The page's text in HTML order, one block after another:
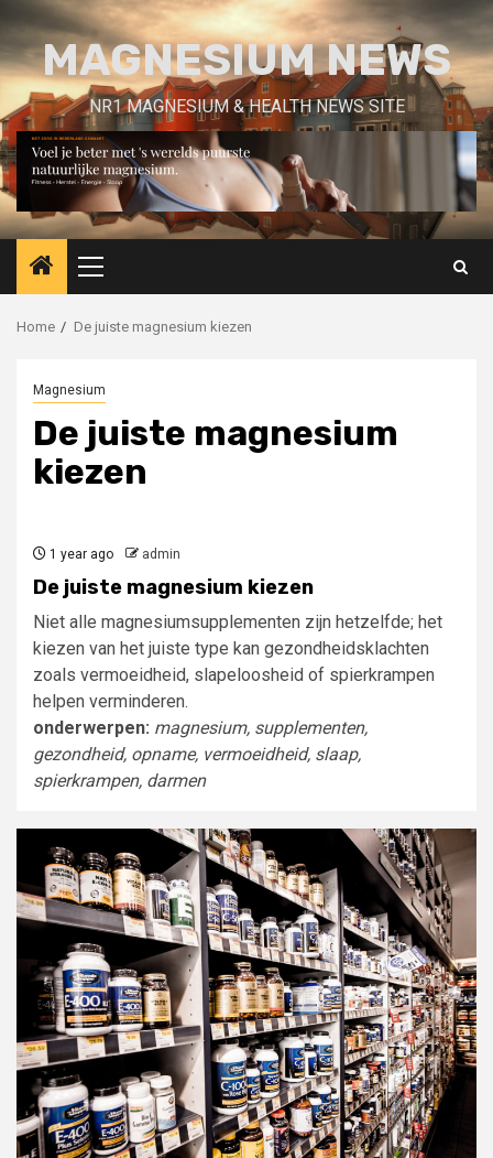
contentMAGNESIUM NEWS
NR1 MAGNESIUM & HEALTH NEWS SITE
Primary
Menu
Home De juiste magnesium kiezen
Magnesium
De juiste magnesium
kiezen
1 year ago admin
De juiste magnesium kiezen
Niet alle magnesiumsupplementen zijn hetzelfde; het
kiezen van het juiste type kan gezondheidsklachten
zoals vermoeidheid, slapeloosheid of spierkrampen
helpen verminderen.
onderwerpen: magnesium, supplementen,
gezondheid, opname, vermoeidheid, slaap,
spierkrampen, darmen